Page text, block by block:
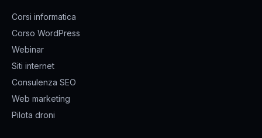
Corsi informatica
Corso WordPress
Webinar
Siti internet
Consulenza SEO
Web marketing
Pilota droni